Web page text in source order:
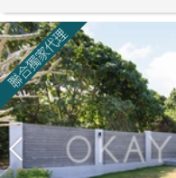
聯合獨家代理